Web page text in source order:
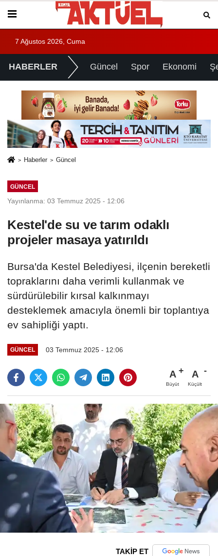
7 Ağustos 2026, Cuma
HABERLER Güncel Spor Ekonomi
Haberler Güncel
GÜNCEL
Yayınlanma: 03 Temmuz 2025 - 12:06
Kestel'de su ve tarım odaklı
projeler masaya yatırıldı
Bursa'da Kestel Belediyesi, ilçenin bereketli
topraklarını daha verimli kullanmak ve
sürdürülebilir kırsal kalkınmayı
desteklemek amacıyla önemli bir toplantıya
ev sahipliği yaptı.
GÜNCEL 03 Temmuz 2025 - 12:06
A
Büyüt
A
Küçült
TAKİP ET